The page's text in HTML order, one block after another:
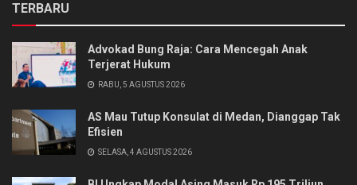
TERBARU
Advokad Bung Raja: Cara Mencegah Anak
Terjerat Hukum
RABU, 5 AGUSTUS 2026
AS Mau Tutup Konsulat di Medan, Dianggap Tak
Efisien
SELASA, 4 AGUSTUS 2026